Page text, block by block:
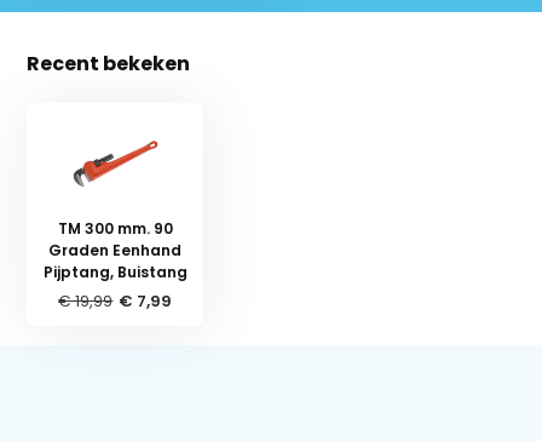
Recent bekeken
TM 300 mm. 90
Graden Eenhand
Pijptang, Buistang
€ 19,99 € 7,99